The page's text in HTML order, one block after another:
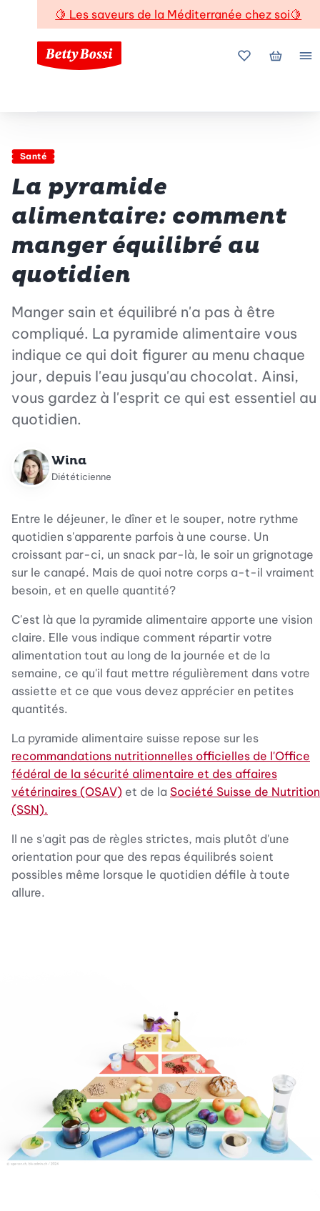
🍋 Les saveurs de la Méditerranée chez soi🍋
Mes favoris
Mon
Santé
La pyramide
alimentaire: comment
manger équilibré au
quotidien
Manger sain et équilibré n'a pas à être
compliqué. La pyramide alimentaire vous
indique ce qui doit figurer au menu chaque
jour, depuis l'eau jusqu'au chocolat. Ainsi,
vous gardez à l'esprit ce qui est essentiel au
quotidien.
Wina
Diététicienne
Entre le déjeuner, le dîner et le souper, notre rythme
quotidien s'apparente parfois à une course. Un
croissant par-ci, un snack par-là, le soir un grignotage
sur le canapé. Mais de quoi notre corps a-t-il vraiment
besoin, et en quelle quantité?
C'est là que la pyramide alimentaire apporte une vision
claire. Elle vous indique comment répartir votre
alimentation tout au long de la journée et de la
semaine, ce qu'il faut mettre régulièrement dans votre
assiette et ce que vous devez apprécier en petites
quantités.
La pyramide alimentaire suisse repose sur les
recommandations nutritionnelles officielles de l'Office
fédéral de la sécurité alimentaire et des affaires
vétérinaires (OSAV) et de la Société Suisse de Nutrition
(SSN).
Il ne s'agit pas de règles strictes, mais plutôt d'une
orientation pour que des repas équilibrés soient
possibles même lorsque le quotidien défile à toute
allure.